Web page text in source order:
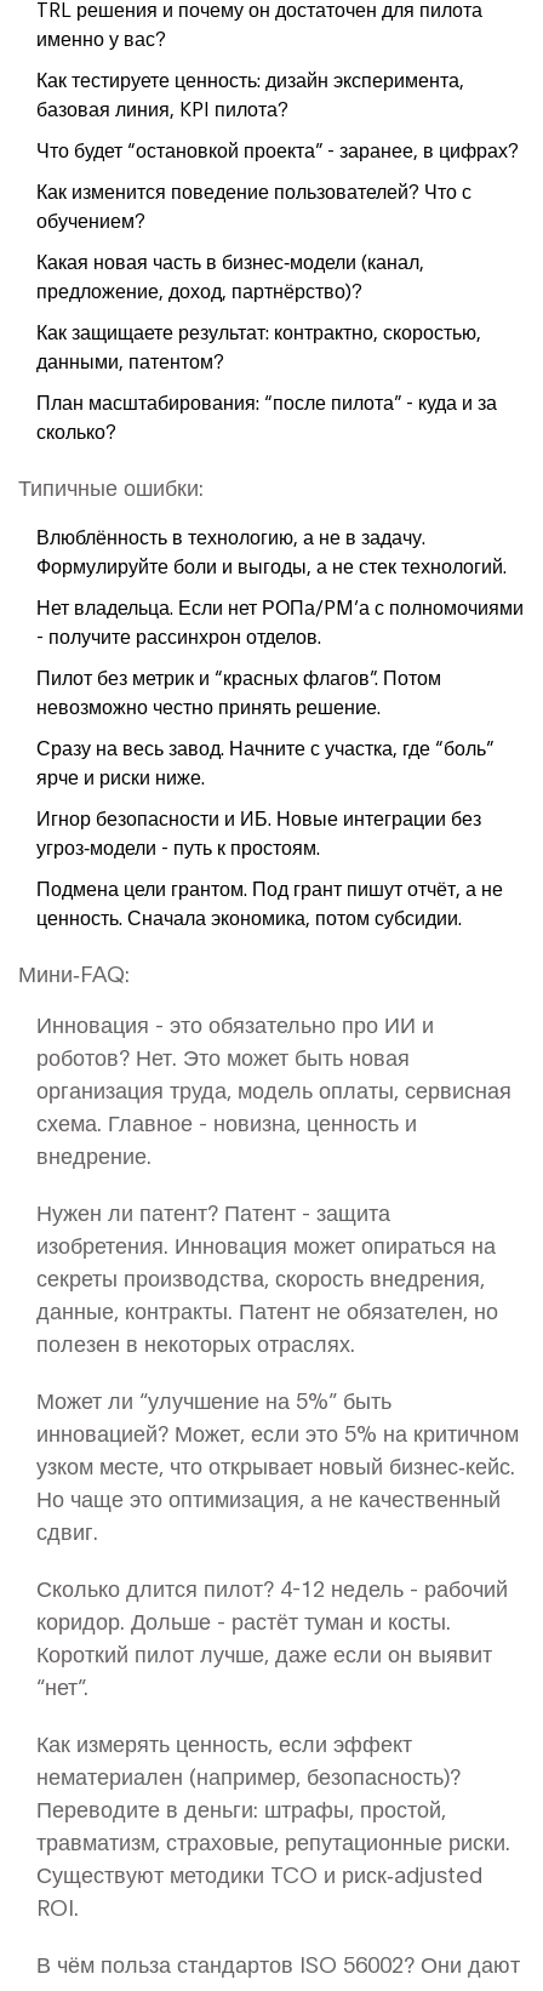
TRL решения и почему он достаточен для пилота
именно у вас?
Как тестируете ценность: дизайн эксперимента,
базовая линия, KPI пилота?
Что будет “остановкой проекта” - заранее, в цифрах?
Как изменится поведение пользователей? Что с
обучением?
Какая новая часть в бизнес‑модели (канал,
предложение, доход, партнёрство)?
Как защищаете результат: контрактно, скоростью,
данными, патентом?
План масштабирования: “после пилота” - куда и за
сколько?
Типичные ошибки:
Влюблённость в технологию, а не в задачу.
Формулируйте боли и выгоды, а не стек технологий.
Нет владельца. Если нет РОПа/PM’а с полномочиями
- получите рассинхрон отделов.
Пилот без метрик и “красных флагов”. Потом
невозможно честно принять решение.
Сразу на весь завод. Начните с участка, где “боль”
ярче и риски ниже.
Игнор безопасности и ИБ. Новые интеграции без
угроз‑модели - путь к простоям.
Подмена цели грантом. Под грант пишут отчёт, а не
ценность. Сначала экономика, потом субсидии.
Мини‑FAQ:
Инновация - это обязательно про ИИ и
роботов? Нет. Это может быть новая
организация труда, модель оплаты, сервисная
схема. Главное - новизна, ценность и
внедрение.
Нужен ли патент? Патент - защита
изобретения. Инновация может опираться на
секреты производства, скорость внедрения,
данные, контракты. Патент не обязателен, но
полезен в некоторых отраслях.
Может ли “улучшение на 5%” быть
инновацией? Может, если это 5% на критичном
узком месте, что открывает новый бизнес‑кейс.
Но чаще это оптимизация, а не качественный
сдвиг.
Сколько длится пилот? 4-12 недель - рабочий
коридор. Дольше - растёт туман и косты.
Короткий пилот лучше, даже если он выявит
“нет”.
Как измерять ценность, если эффект
нематериален (например, безопасность)?
Переводите в деньги: штрафы, простой,
травматизм, страховые, репутационные риски.
Существуют методики TCO и риск‑adjusted
ROI.
В чём польза стандартов ISO 56002? Они дают